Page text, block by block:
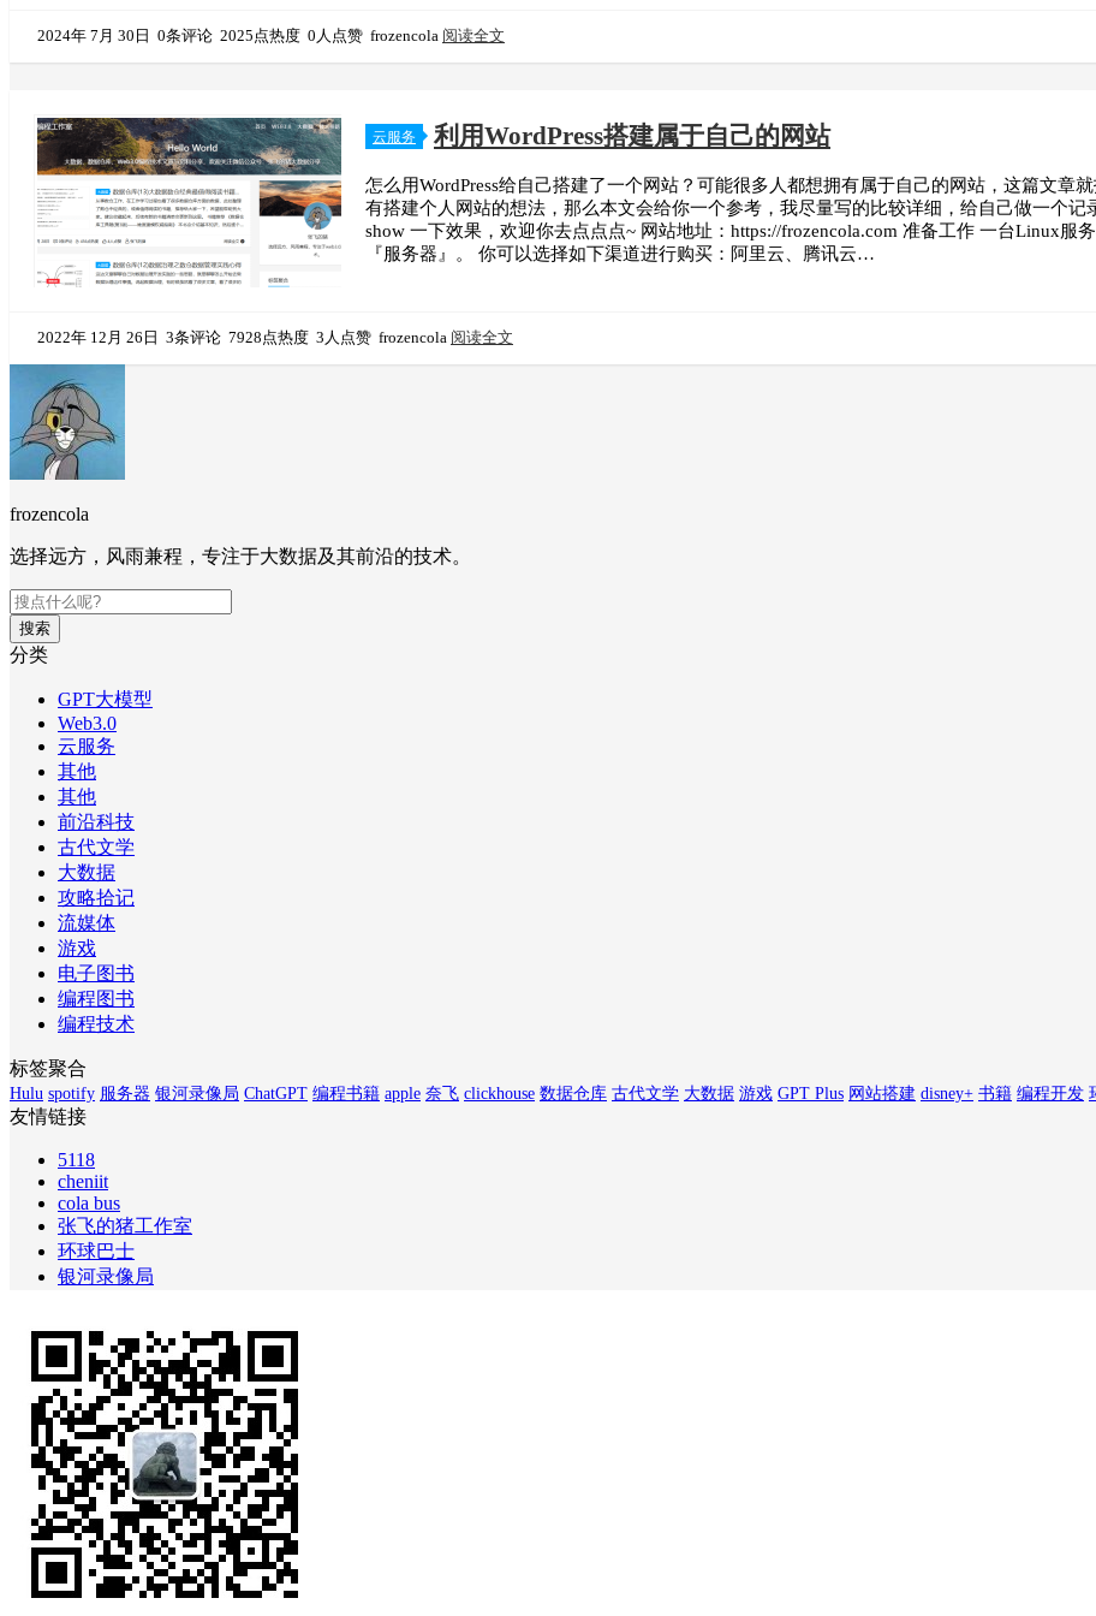
2024年 7月 30日 0条评论 2025点热度 0人点赞 frozencola 阅读全文
云服务 利用WordPress搭建属于自己的网站
怎么用WordPress给自己搭建了一个网站？可能很多人都想拥有属于自己的网站，这篇文章
有搭建个人网站的想法，那么本文会给你一个参考，我尽量写的比较详细，给自己做一个
show 一下效果，欢迎你去点点点~ 网站地址：https://frozencola.com 准备工作 一台Linux
『服务器』。 你可以选择如下渠道进行购买：阿里云、腾讯云…
2022年 12月 26日 3条评论 7928点热度 3人点赞 frozencola 阅读全文
frozencola
选择远方，风雨兼程，专注于大数据及其前沿的技术。
搜索
分类
GPT大模型
Web3.0
云服务
其他
其他
前沿科技
古代文学
大数据
攻略拾记
流媒体
游戏
电子图书
编程图书
编程技术
标签聚合
Hulu spotify 服务器 银河录像局 ChatGPT 编程书籍 apple 奈飞 clickhouse 数据仓库 古代文学 大数据 游戏 GPT Plus 网站搭建 disney+ 书籍 编程开发
友情链接
5118
cheniit
cola bus
张飞的猪工作室
环球巴士
银河录像局